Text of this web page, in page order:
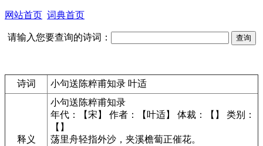
网站首页 词典首页
请输入您要查询的诗词：
诗词 小句送陈粹甫知录 叶适
释义
小句送陈粹甫知录
年代：【宋】 作者：【叶适】 体裁：【】 类别：
【】
荡里舟轻指外沙，夹溪檐蔔正催花。